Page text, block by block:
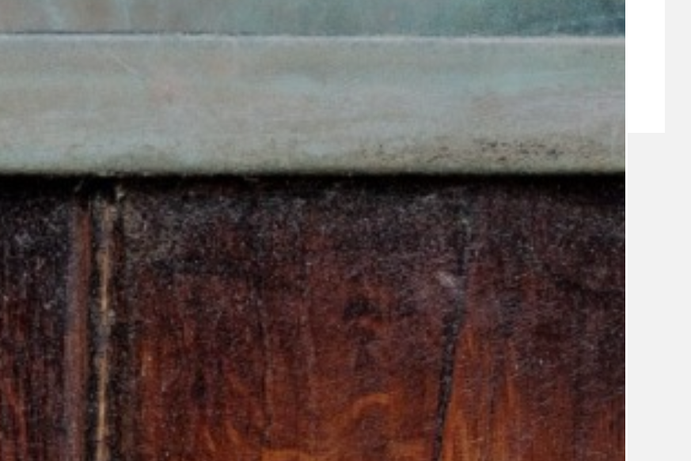
SOCIÁLNÍ PROJEKTY A POMOC ŽIVOT KOLEM NÁS
PETICE, VÝZVY, HLASOVÁNÍ, SOUTĚŽE
POLITIKA
TÉMA
TÉMATA SPÍCÍ